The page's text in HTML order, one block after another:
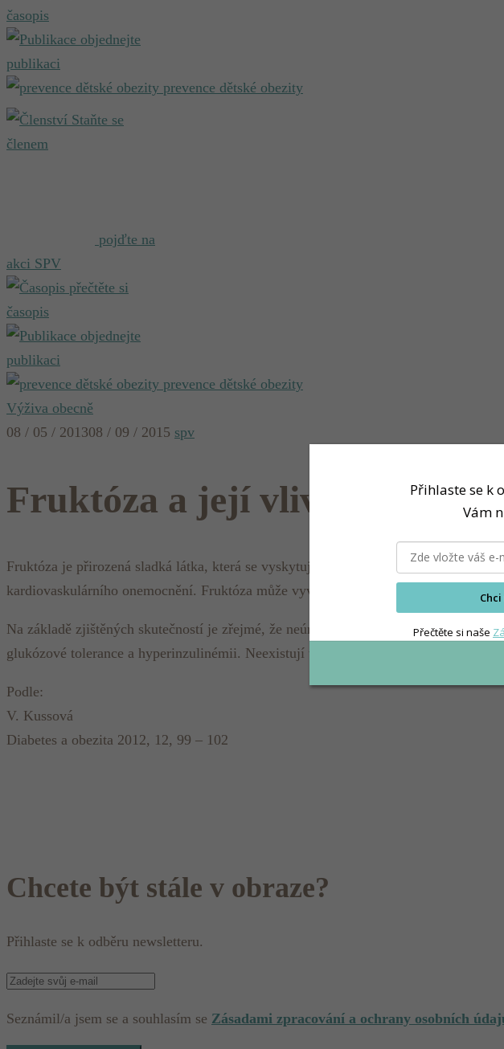
časopis
objednejte
publikaci
prevence dětské obezity
Staňte se
členem
pojďte na
akci SPV
přečtěte si
časopis
objednejte
publikaci
prevence dětské obezity
Výživa obecně
08 / 05 / 201308 / 09 / 2015 spv
Fruktóza a její vliv na zdraví
Fruktóza je přirozená sladká látka, která se vyskytuje v ovoci a také v umělých
kardiovaskulárního onemocnění. Fruktóza může vyvolat zvýšení krevního tlaku.
Na základě zjištěných skutečností je zřejmé, že neúměrně vysoký příjem fruktózy
glukózové tolerance a hyperinzulinémii. Neexistují však důkazy, že menší příjem
Podle:
V. Kussová
Diabetes a obezita 2012, 12, 99 – 102
Chcete být stále v obraze?
Přihlaste se k odběru newsletteru.
Seznámil/a jsem se a souhlasím se Zásadami zpracování a ochrany osobních
Přihlaste se k
Vám
Přečtěte si naše